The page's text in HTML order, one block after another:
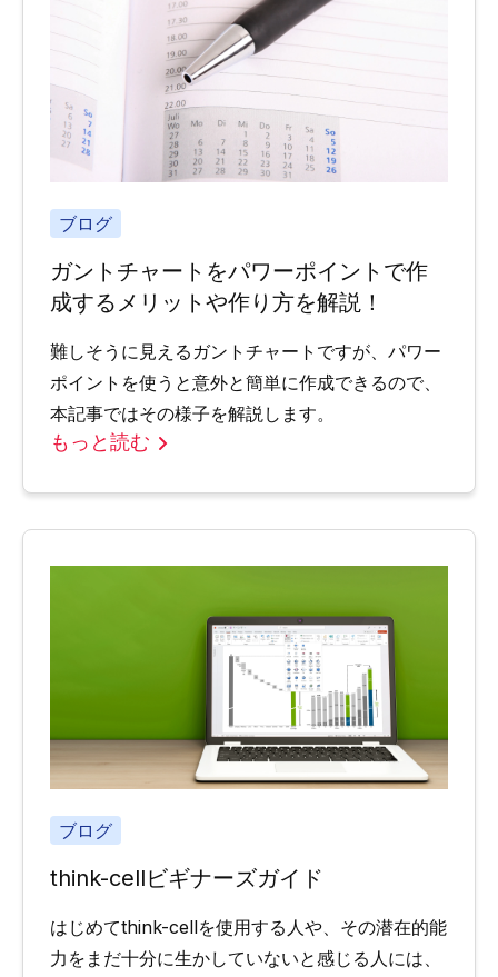
ブログ
ガントチャートをパワーポイントで作
成するメリットや作り方を解説！
難しそうに見えるガントチャートですが、パワー
ポイントを使うと意外と簡単に作成できるので、
本記事ではその様子を解説します。
もっと読む
ブログ
think-cellビギナーズガイド
はじめてthink-cellを使用する人や、その潜在的能
力をまだ十分に生かしていないと感じる人には、